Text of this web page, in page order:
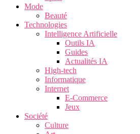
Mode
Beauté
Technologies
Intelligence Artificielle
Outils IA
Guides
Actualités IA
High-tech
Informatique
Internet
E-Commerce
Jeux
Société
Culture